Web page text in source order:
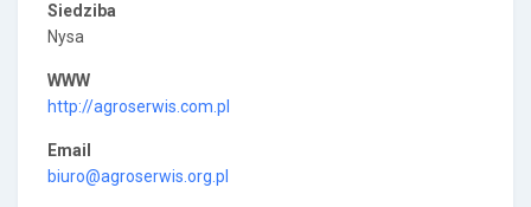
Siedziba
Nysa
WWW
http://agroserwis.com.pl
Email
biuro@agroserwis.org.pl